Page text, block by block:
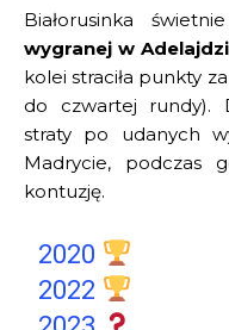
Białorusinka
wygranej w
kolei straciła punkty
do czwartej rundy).
straty po udanych
Madrycie, podczas
kontuzję.
2020
2022